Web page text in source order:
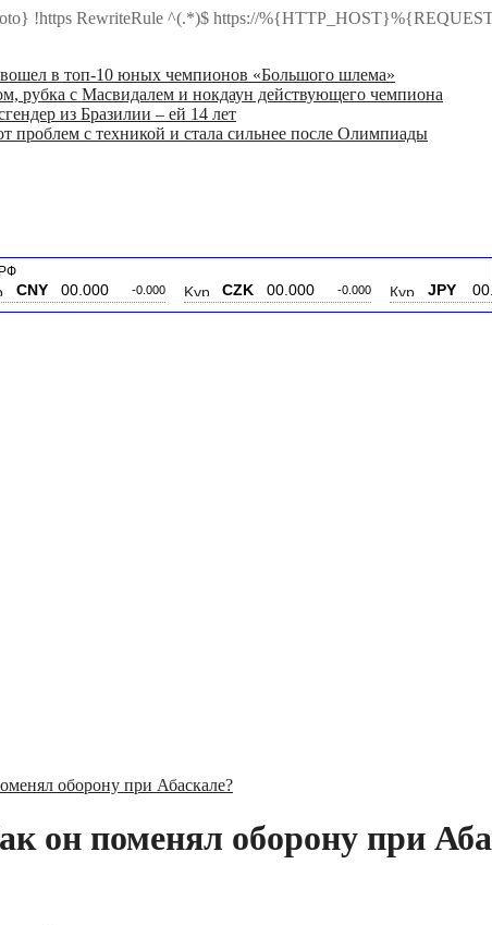
!https RewriteRule ^(.*)$ https://
в топ-10 юных чемпионов «Большого шлема»
рубка с Масвидалем и нокдаун действующего чемпиона
из Бразилии – ей 14 лет
проблем с техникой и стала сильнее после Олимпиады
00.000 -0.000 CZK 00.000 -0.000 JPY 00.000
оборону при Абаскале?
он поменял оборону при